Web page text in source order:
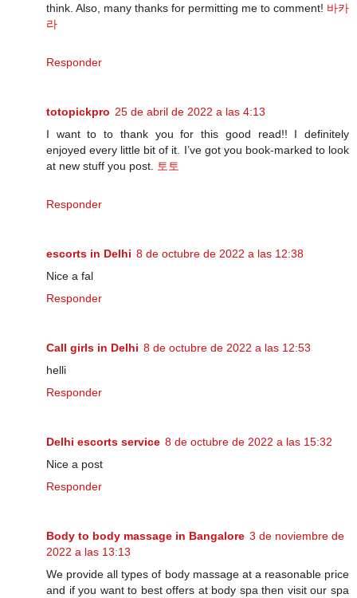
think. Also, many thanks for permitting me to comment! 바카
라
Responder
totopickpro 25 de abril de 2022 a las 4:13
I want to to thank you for this good read!! I definitely
enjoyed every little bit of it. I’ve got you book-marked to look
at new stuff you post.
토토
Responder
escorts in Delhi 8 de octubre de 2022 a las 12:38
Nice a fal
Responder
Call girls in Delhi 8 de octubre de 2022 a las 12:53
helli
Responder
Delhi escorts service 8 de octubre de 2022 a las 15:32
Nice a post
Responder
Body to body massage in Bangalore 3 de noviembre de
2022 a las 13:13
We provide all types of body massage at a reasonable price
and if you want to best offers at body spa then visit our spa